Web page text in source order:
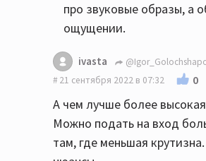
про звуковые образы, а
ощущении.
ivasta
21 сентября 2022 в 07:32
0
А чем лучше более
Можно подать на вход
там, где меньшая